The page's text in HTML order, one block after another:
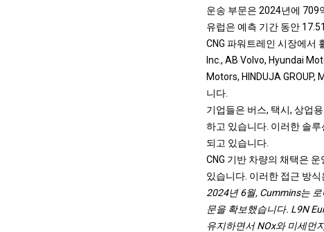
운송 부문은 2024년에 709
유럽은 예측 기간 동안
CNG 파워트레인 시장에서
Inc., AB Volvo, Hyundai
Motors, HINDUJA
니다.
기업들은 버스, 택시, 상업
하고 있습니다. 이러한 솔
되고 있습니다.
CNG 기반 차량의 채택은
있습니다. 이러한 접근 방
2024년 6월, Cummins는
문을 확보했습니다. L9N
유지하면서 NOx와 미세먼